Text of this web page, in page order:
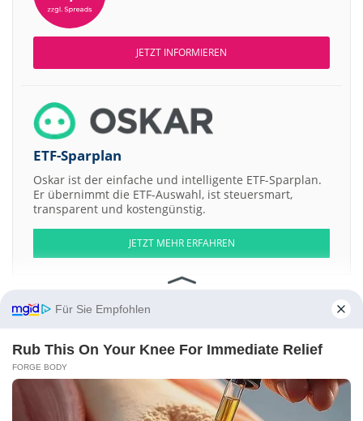
JETZT INFORMIEREN
ETF-Sparplan
Oskar ist der einfache und intelligente ETF-Sparplan.
Er übernimmt die ETF-Auswahl, ist steuersmart,
transparent und kostengünstig.
JETZT MEHR ERFAHREN
S&P 500
Weitere Aktien:
Noram Ventures
Positive Advisory Borneo Resource Investments
Agrar Invest Romania Mpact
Für Sie Empfohlen
Rub This On Your Knee For Immediate Relief
FORGE BODY